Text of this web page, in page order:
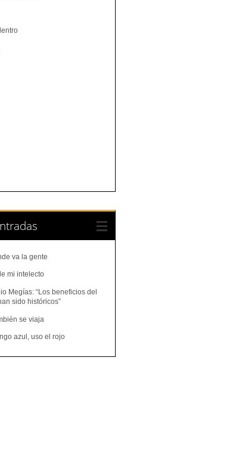
va la gente
mi intelecto
Megías: “Los beneficios del
sido históricos”
se viaja
azul, uso el rojo